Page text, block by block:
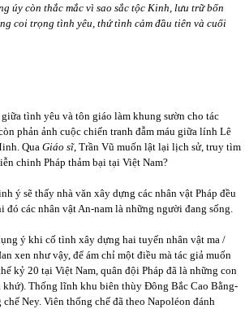
úy còn thắc mắc vì sao sắc tộc Kinh, lưu trữ bốn
coi trọng tình yêu, thứ tình cảm đầu tiên và cuối
tình yêu và tôn giáo làm khung sườn cho tác
phản ảnh cuộc chiến tranh đẫm máu giữa lính Lê
Qua Giáo sĩ, Trần Vũ muốn lật lại lịch sử, truy tìm
chinh Pháp thảm bại tại Việt Nam?
ý sẽ thấy nhà văn xây dựng các nhân vật Pháp đều
đó các nhân vật An-nam là những người đang sống.
ý khi cố tình xây dựng hai tuyến nhân vật ma /
xen như vậy, để ám chỉ một điều mà tác giả muốn
kỷ 20 tại Việt Nam, quân đội Pháp đã là những con
khứ). Thống lĩnh khu biên thùy Đông Bắc Cao Bằng-
Ney. Viên thống chế đã theo Napoléon đánh